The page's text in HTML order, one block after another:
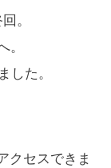
。
た。
クセスできま